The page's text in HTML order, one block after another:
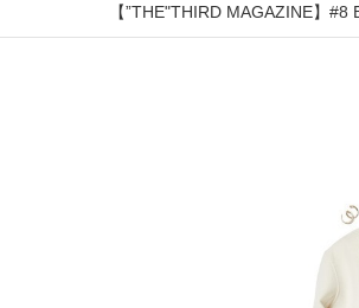
【”THE"THIRD MAGAZINE】